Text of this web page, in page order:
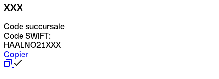
XXX
Code succursale
Code SWIFT:
HAALNO21XXX
Copier